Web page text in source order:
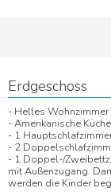
Erdgeschoss
- Helles Wohnzimmer
- Amerikanische Küche
- 1
- 2
- 1 Doppel-/
mit Außenzugang.
werden die Kinder